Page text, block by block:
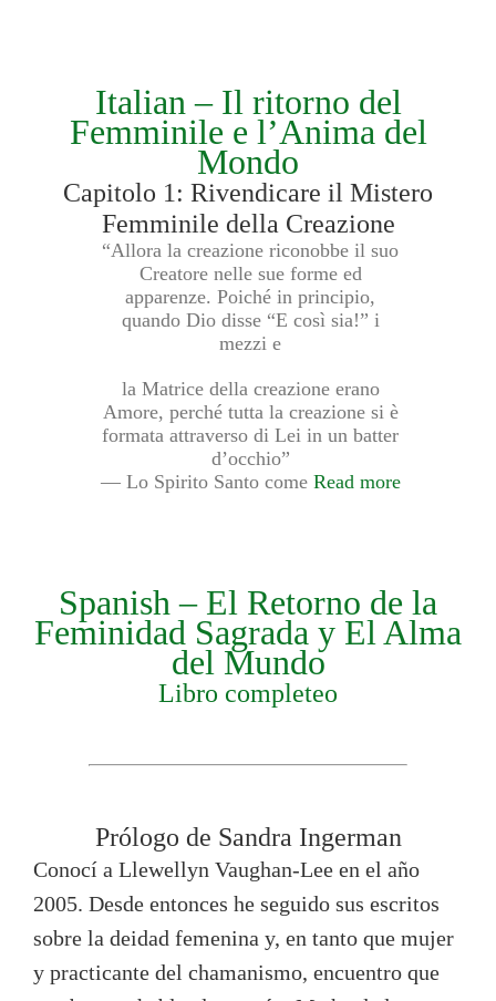
Italian – Il ritorno del
Femminile e l’Anima del
Mondo
Capitolo 1: Rivendicare il Mistero
Femminile della Creazione
“Allora la creazione riconobbe il suo
Creatore nelle sue forme ed
apparenze. Poiché in principio,
quando Dio disse “E così sia!” i
mezzi e
la Matrice della creazione erano
Amore, perché tutta la creazione si è
formata attraverso di Lei in un batter
d’occhio”
— Lo Spirito Santo come Read more
Spanish – El Retorno de la
Feminidad Sagrada y El Alma
del Mundo
Libro completeo
Prólogo de Sandra Ingerman
Conocí a Llewellyn Vaughan-Lee en el año
2005. Desde entonces he seguido sus escritos
sobre la deidad femenina y, en tanto que mujer
y practicante del chamanismo, encuentro que